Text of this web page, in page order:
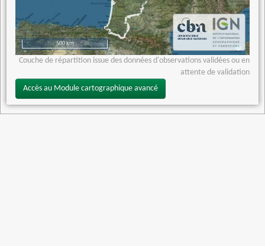
500 km
Couche de répartition issue des données d'observations validées ou en
attente de validation
Accès au Module cartographique avancé